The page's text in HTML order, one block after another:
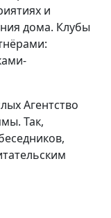
и
дома. Клубы
Агентство
Так,